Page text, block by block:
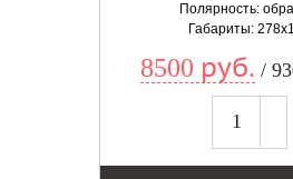
Полярность:
Габариты:
8500 руб. /